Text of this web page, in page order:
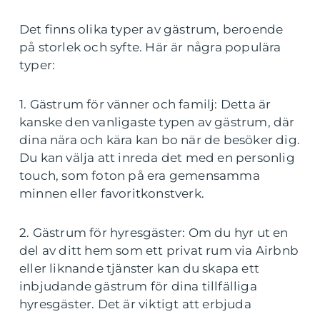
Det finns olika typer av gästrum, beroende
på storlek och syfte. Här är några populära
typer:
1. Gästrum för vänner och familj: Detta är
kanske den vanligaste typen av gästrum, där
dina nära och kära kan bo när de besöker dig.
Du kan välja att inreda det med en personlig
touch, som foton på era gemensamma
minnen eller favoritkonstverk.
2. Gästrum för hyresgäster: Om du hyr ut en
del av ditt hem som ett privat rum via Airbnb
eller liknande tjänster kan du skapa ett
inbjudande gästrum för dina tillfälliga
hyresgäster. Det är viktigt att erbjuda